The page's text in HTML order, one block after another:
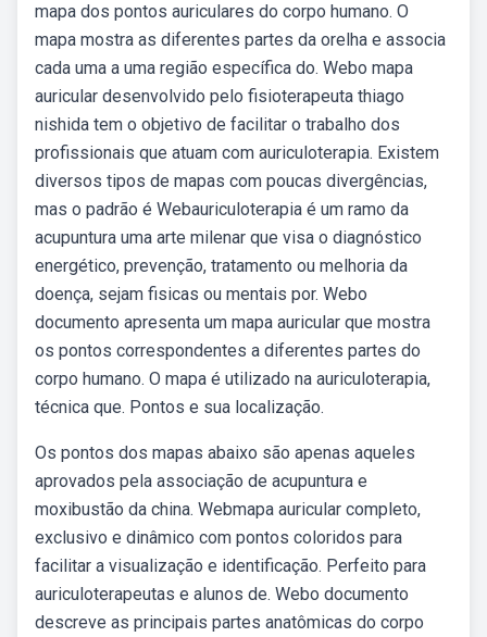
mapa dos pontos auriculares do corpo humano. O
mapa mostra as diferentes partes da orelha e associa
cada uma a uma região específica do. Webo mapa
auricular desenvolvido pelo fisioterapeuta thiago
nishida tem o objetivo de facilitar o trabalho dos
profissionais que atuam com auriculoterapia. Existem
diversos tipos de mapas com poucas divergências,
mas o padrão é Webauriculoterapia é um ramo da
acupuntura uma arte milenar que visa o diagnóstico
energético, prevenção, tratamento ou melhoria da
doença, sejam fisicas ou mentais por. Webo
documento apresenta um mapa auricular que mostra
os pontos correspondentes a diferentes partes do
corpo humano. O mapa é utilizado na auriculoterapia,
técnica que. Pontos e sua localização.
Os pontos dos mapas abaixo são apenas aqueles
aprovados pela associação de acupuntura e
moxibustão da china. Webmapa auricular completo,
exclusivo e dinâmico com pontos coloridos para
facilitar a visualização e identificação. Perfeito para
auriculoterapeutas e alunos de. Webo documento
descreve as principais partes anatômicas do corpo